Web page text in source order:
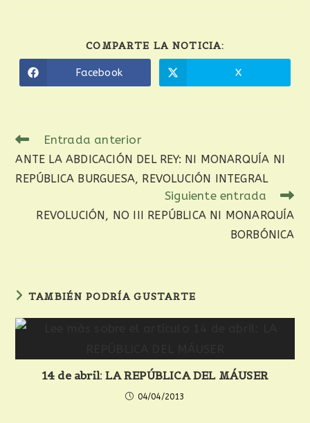
COMPARTE LA NOTICIA:
Facebook X
Entrada anterior
ANTE LA ABDICACIÓN DEL REY: NI MONARQUÍA NI
REPÚBLICA BURGUESA, REVOLUCIÓN INTEGRAL
Siguiente entrada
REVOLUCIÓN, NO III REPÚBLICA NI MONARQUÍA
BORBÓNICA
TAMBIÉN PODRÍA GUSTARTE
14 de abril: LA REPÚBLICA DEL MÁUSER
04/04/2013